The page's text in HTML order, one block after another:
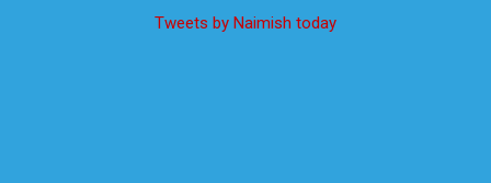
Tweets by Naimish today